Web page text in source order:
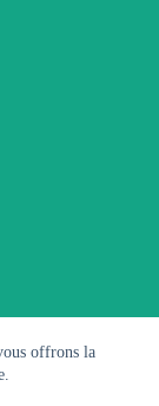
offrons la